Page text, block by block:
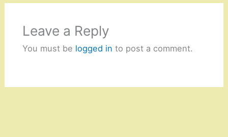
Leave a Reply
You must be logged in to post a comment.